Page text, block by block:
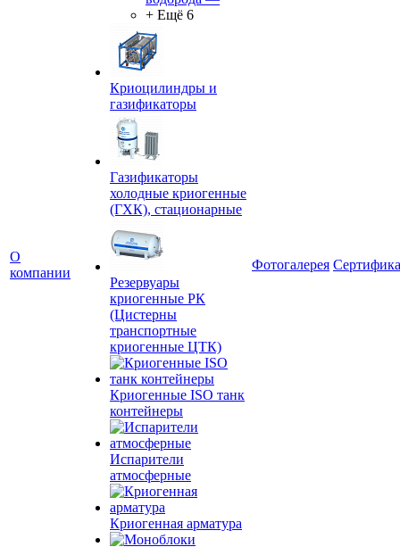
О
компании
+ Ещё 6
Криоцилиндры и
газификаторы
Газификаторы
холодные криогенные
(ГХК), стационарные
Резервуары
криогенные РК
(Цистерны
транспортные
криогенные ЦТК)
Криогенные ISO танк
контейнеры
Испарители
атмосферные
Криогенная арматура
Фотогалерея